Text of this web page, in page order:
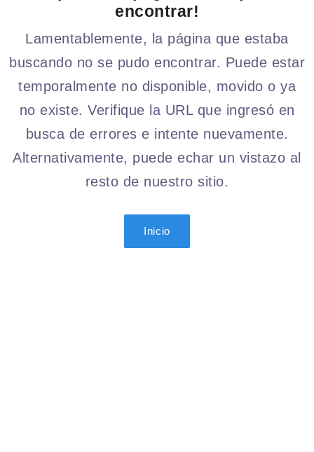
encontrar!
Lamentablemente, la página que estaba
buscando no se pudo encontrar. Puede estar
temporalmente no disponible, movido o ya
no existe. Verifique la URL que ingresó en
busca de errores e intente nuevamente.
Alternativamente, puede echar un vistazo al
resto de nuestro sitio.
Inicio